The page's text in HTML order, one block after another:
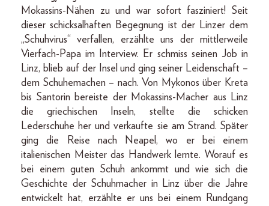
Mokassins-Nähen zu und war sofort fasziniert! Seit
dieser schicksalhaften Begegnung ist der Linzer dem
„Schuhvirus“ verfallen, erzählte uns der mittlerweile
Vierfach-Papa im Interview. Er schmiss seinen Job in
Linz, blieb auf der Insel und ging seiner Leidenschaft –
dem Schuhemachen – nach. Von Mykonos über Kreta
bis Santorin bereiste der Mokassins-Macher aus Linz
die griechischen Inseln, stellte die schicken
Lederschuhe her und verkaufte sie am Strand. Später
ging die Reise nach Neapel, wo er bei einem
italienischen Meister das Handwerk lernte. Worauf es
bei einem guten Schuh ankommt und wie sich die
Geschichte der Schuhmacher in Linz über die Jahre
entwickelt hat, erzählte er uns bei einem Rundgang